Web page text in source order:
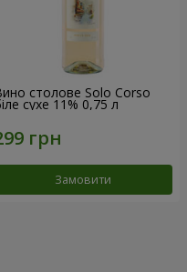
столове Solo Corso
сухе 11% 0,75 л
Замовити